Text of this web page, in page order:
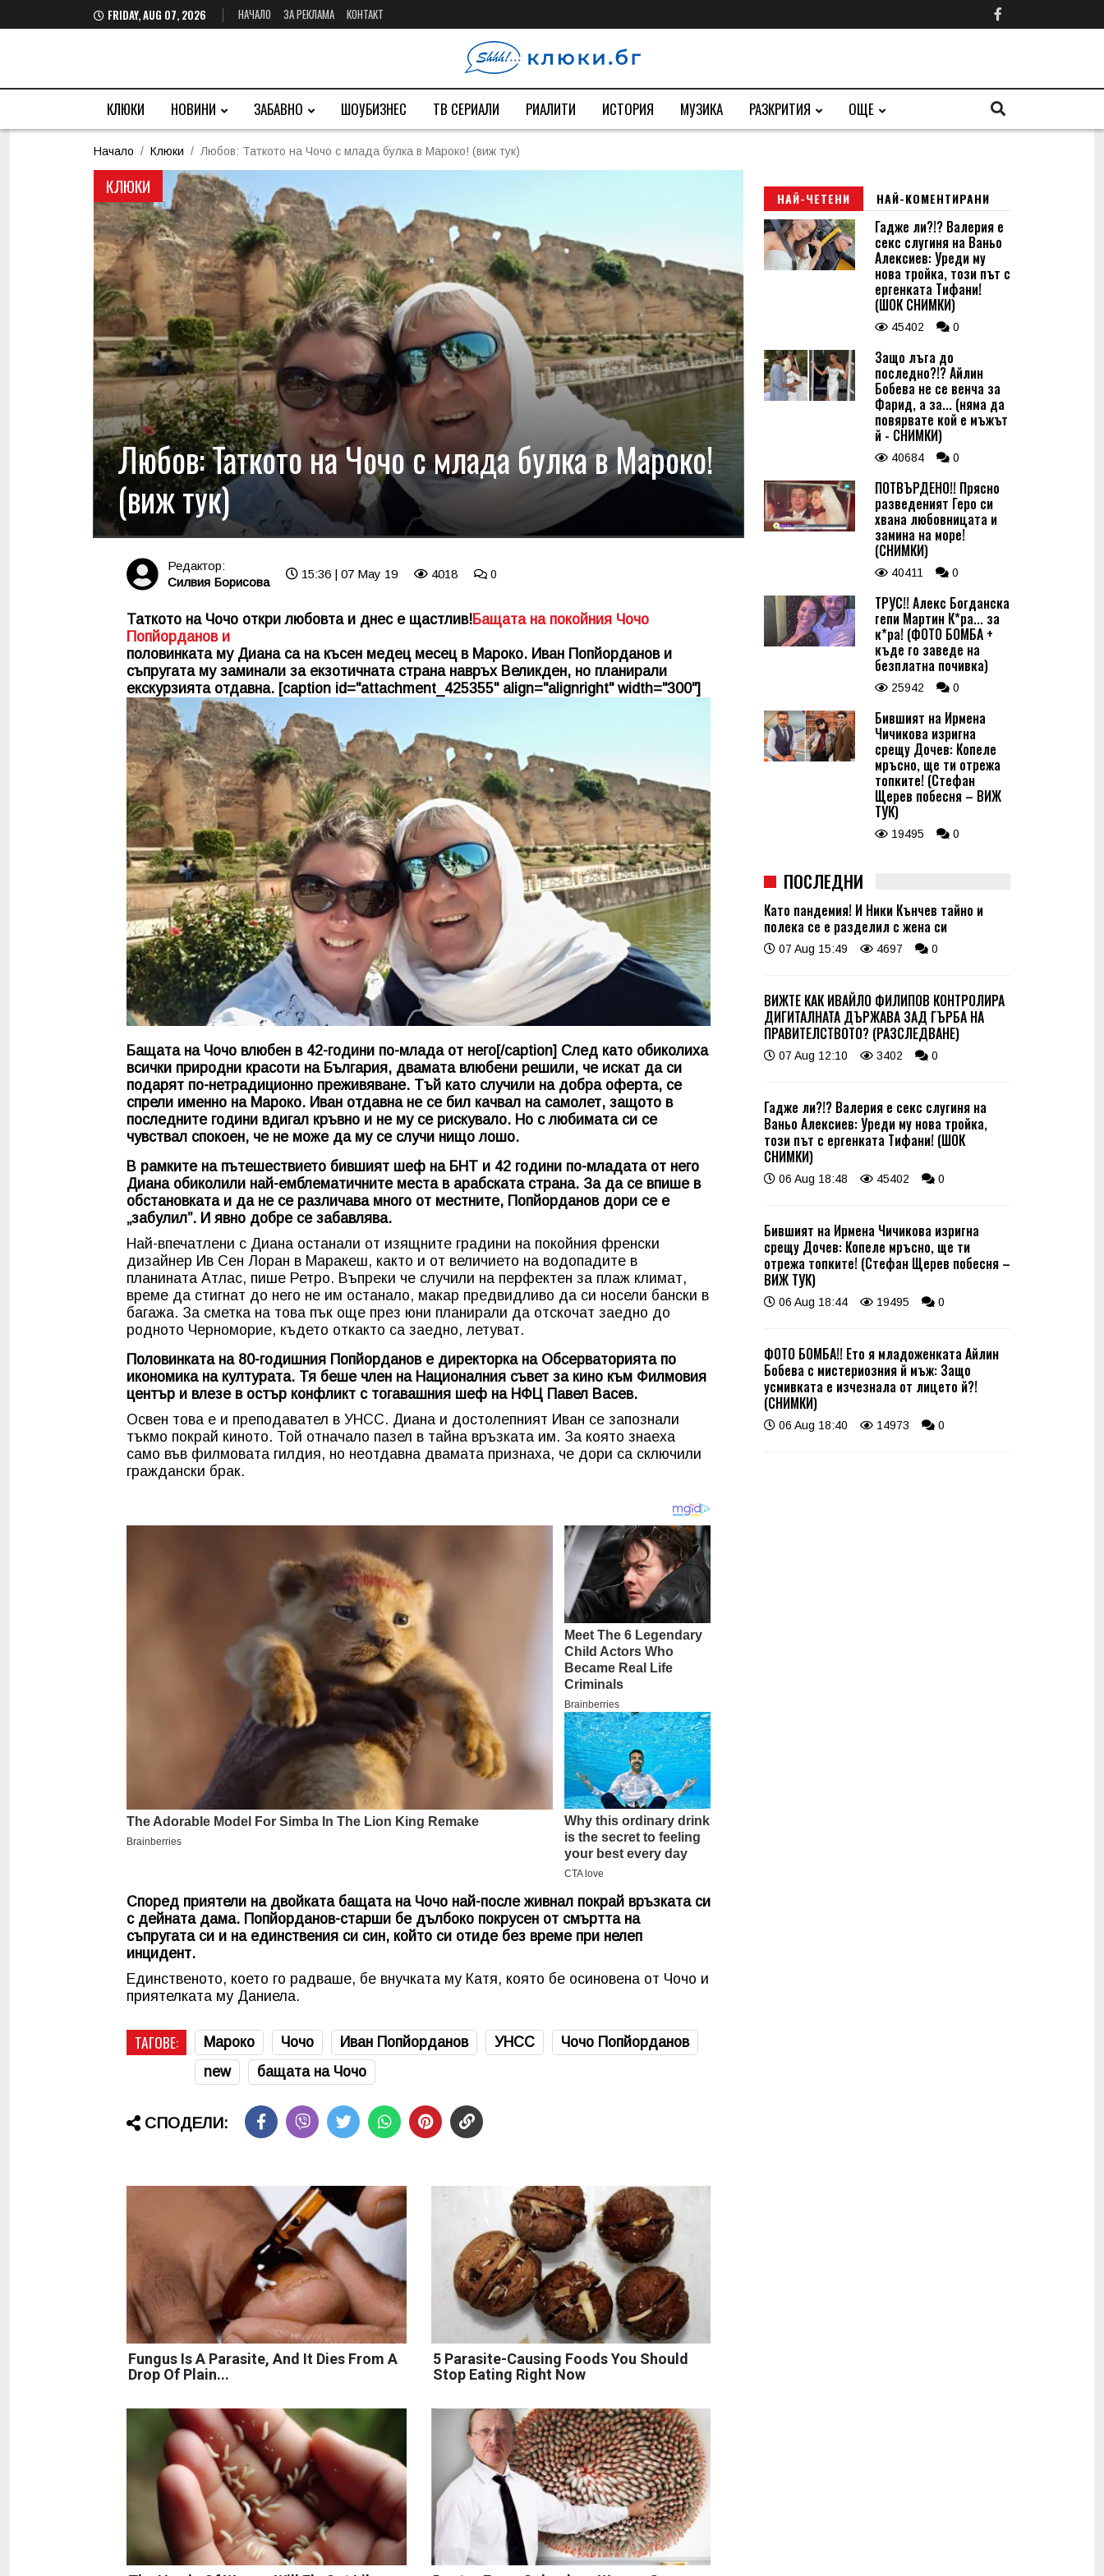
FRIDAY, AUG 07, 2026 НАЧАЛО ЗА РЕКЛАМА КОНТАКТ
КЛЮКИ НОВИНИ ЗАБАВНО ШОУБИЗНЕС ТВ СЕРИАЛИ РИАЛИТИ ИСТОРИЯ МУЗИКА РАЗКРИТИЯ ОЩЕ
Начало Клюки Любов: Таткото на Чочо с млада булка в Мароко! (виж тук)
КЛЮКИ
Любов: Таткото на Чочо с млада булка в Мароко!
(виж тук)
Редактор:
Силвия Борисова
15:36 | 07 May 19 4018 0
Таткото на Чочо откри любовта и днес е щастлив!Бащата на покойния Чочо
Попйорданов и
половинката му Диана са на късен медец месец в Мароко. Иван Попйорданов и
съпругата му заминали за екзотичната страна навръх Великден, но планирали
екскурзията отдавна. [caption id="attachment_425355" align="alignright" width="300"]
Бащата на Чочо влюбен в 42-години по-млада от него[/caption] След като обиколиха
всички природни красоти на България, двамата влюбени решили, че искат да си
подарят по-нетрадиционно преживяване. Тъй като случили на добра оферта, се
спрели именно на Мароко. Иван отдавна не се бил качвал на самолет, защото в
последните години вдигал кръвно и не му се рискувало. Но с любимата си се
чувствал спокоен, че не може да му се случи нищо лошо.
В рамките на пътешествието бившият шеф на БНТ и 42 години по-младата от него
Диана обиколили най-емблематичните места в арабската страна. За да се впише в
обстановката и да не се различава много от местните, Попйорданов дори се е
„забулил”. И явно добре се забавлява.
Най-впечатлени с Диана останали от изящните градини на покойния френски
дизайнер Ив Сен Лоран в Маракеш, както и от величието на водопадите в
планината Атлас, пише Ретро. Въпреки че случили на перфектен за плаж климат,
време да стигнат до него не им останало, макар предвидливо да си носели бански в
багажа. За сметка на това пък още през юни планирали да отскочат заедно до
родното Черноморие, където откакто са заедно, летуват.
Половинката на 80-годишния Попйорданов е директорка на Обсерваторията по
икономика на културата. Тя беше член на Националния съвет за кино към Филмовия
център и влезе в остър конфликт с тогавашния шеф на НФЦ Павел Васев.
Освен това е и преподавател в УНСС. Диана и достолепният Иван се запознали
тъкмо покрай киното. Той отначало пазел в тайна връзката им. За която знаеха
само във филмовата гилдия, но неотдавна двамата признаха, че дори са сключили
граждански брак.
Според приятели на двойката бащата на Чочо най-после живнал покрай връзката си
с дейната дама. Попйорданов-старши бе дълбоко покрусен от смъртта на
съпругата си и на единствения си син, който си отиде без време при нелеп
инцидент.
Единственото, което го радваше, бе внучката му Катя, която бе осиновена от Чочо и
приятелката му Даниела.
ТАГОВЕ: Мароко Чочо Иван Попйорданов УНСС
Чочо Попйорданов
new
бащата на Чочо
СПОДЕЛИ:
Fungus Is A Parasite, And It Dies From A
Drop Of Plain...
5 Parasite-Causing Foods You Should
Stop Eating Right Now
НАЙ-ЧЕТЕНИ НАЙ-КОМЕНТИРАНИ
Гадже ли?!? Валерия е
секс слугиня на Ваньо
Алексиев: Уреди му
нова тройка, този път с
ергенката Тифани!
(ШОК СНИМКИ)
45402 0
Защо лъга до
последно?!? Айлин
Бобева не се венча за
Фарид, а за... (няма да
повярвате кой е мъжът
й - СНИМКИ)
40684 0
ПОТВЪРДЕНО!! Прясно
разведеният Геро си
хвана любовницата и
замина на море!
(СНИМКИ)
40411 0
ТРУС!! Алекс Богданска
гепи Мартин К*ра... за
к*ра! (ФОТО БОМБА +
къде го заведе на
безплатна почивка)
25942 0
Бившият на Ирмена
Чичикова изригна
срещу Дочев: Копеле
мръсно, ще ти отрежа
топките! (Стефан
Щерев побесня – ВИЖ
ТУК)
19495 0
ПОСЛЕДНИ
Като пандемия! И Ники Кънчев тайно и
полека се е разделил с жена си
07 Aug 15:49 4697 0
ВИЖТЕ КАК ИВАЙЛО ФИЛИПОВ КОНТРОЛИРА
ДИГИТАЛНАТА ДЪРЖАВА ЗАД ГЪРБА НА
ПРАВИТЕЛСТВОТО? (РАЗСЛЕДВАНЕ)
07 Aug 12:10 3402 0
Гадже ли?!? Валерия е секс слугиня на
Ваньо Алексиев: Уреди му нова тройка,
този път с ергенката Тифани! (ШОК
СНИМКИ)
06 Aug 18:48 45402 0
Бившият на Ирмена Чичикова изригна
срещу Дочев: Копеле мръсно, ще ти
отрежа топките! (Стефан Щерев побесня –
ВИЖ ТУК)
06 Aug 18:44 19495 0
ФОТО БОМБА!! Ето я младоженката Айлин
Бобева с мистериозния й мъж: Защо
усмивката е изчезнала от лицето й?!
(СНИМКИ)
06 Aug 18:40 14973 0